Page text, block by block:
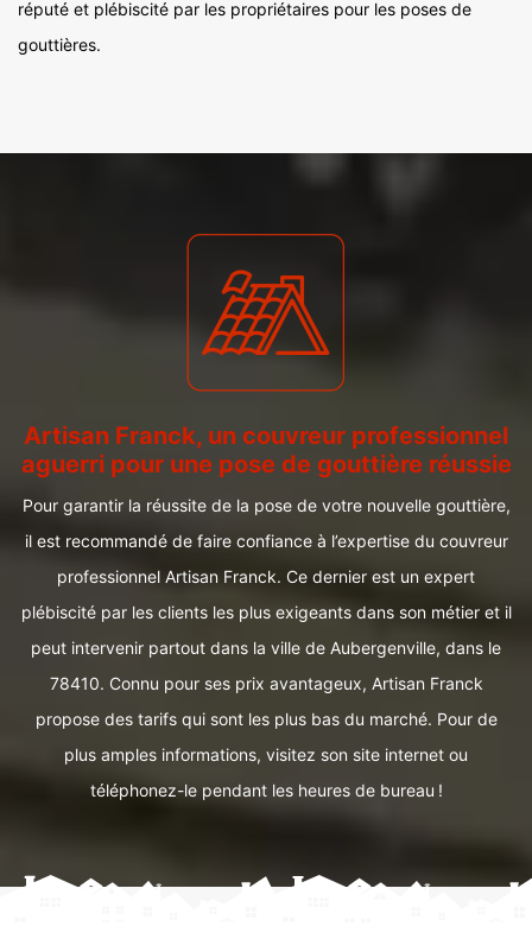
réputé et plébiscité par les propriétaires pour les poses de
gouttières.
Artisan Franck, un couvreur professionnel
aguerri pour une pose de gouttière réussie
Pour garantir la réussite de la pose de votre nouvelle gouttière,
il est recommandé de faire confiance à l’expertise du couvreur
professionnel Artisan Franck. Ce dernier est un expert
plébiscité par les clients les plus exigeants dans son métier et il
peut intervenir partout dans la ville de Aubergenville, dans le
78410. Connu pour ses prix avantageux, Artisan Franck
propose des tarifs qui sont les plus bas du marché. Pour de
plus amples informations, visitez son site internet ou
téléphonez-le pendant les heures de bureau !